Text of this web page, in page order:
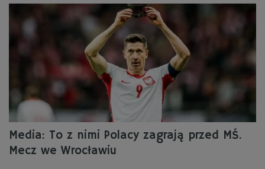
Media: To z nimi Polacy zagrają przed MŚ.
Mecz we Wrocławiu